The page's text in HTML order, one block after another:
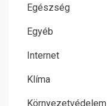
Egészség
Egyéb
Internet
Klíma
Környezetvédelem